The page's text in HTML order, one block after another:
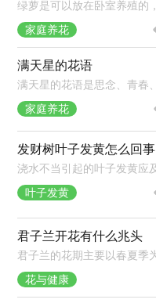
家庭养花
满天星的花语
家庭养花
发财树叶子发黄怎么回事
叶子发黄
君子兰开花有什么兆头
花与健康